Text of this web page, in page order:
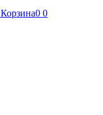
Корзина0 0